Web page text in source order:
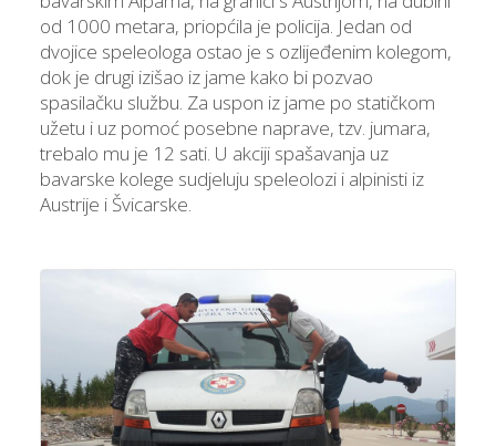
od 1000 metara, priopćila je policija. Jedan od
dvojice speleologa ostao je s ozlijeđenim kolegom,
dok je drugi izišao iz jame kako bi pozvao
spasilačku službu. Za uspon iz jame po statičkom
užetu i uz pomoć posebne naprave, tzv. jumara,
trebalo mu je 12 sati. U akciji spašavanja uz
bavarske kolege sudjeluju speleolozi i alpinisti iz
Austrije i Švicarske.